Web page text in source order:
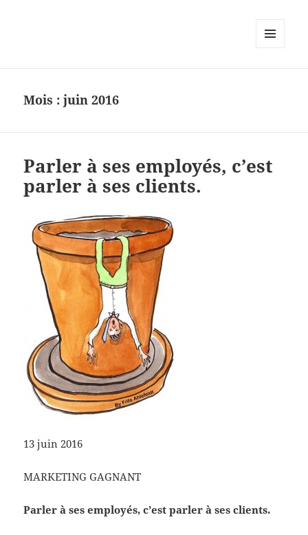
Mois :juin 2016
Parler à ses employés, c’est
parler à ses clients.
13 juin 2016
MARKETING GAGNANT
Parler à ses employés, c’est parler à ses clients.